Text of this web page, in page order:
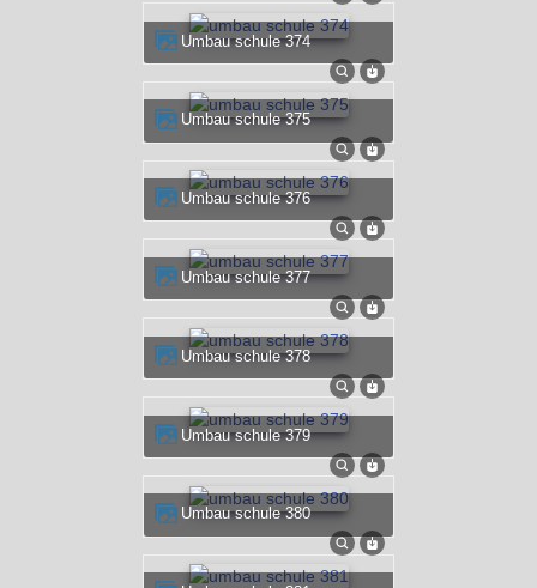
umbau schule 374
umbau schule 375
umbau schule 376
umbau schule 377
umbau schule 378
umbau schule 379
umbau schule 380